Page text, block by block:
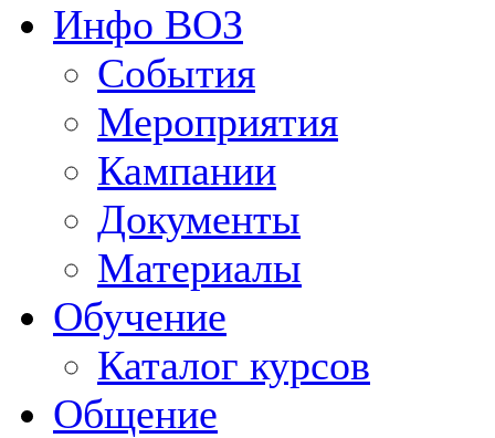
Инфо ВОЗ
События
Мероприятия
Кампании
Документы
Материалы
Обучение
Каталог курсов
Общение